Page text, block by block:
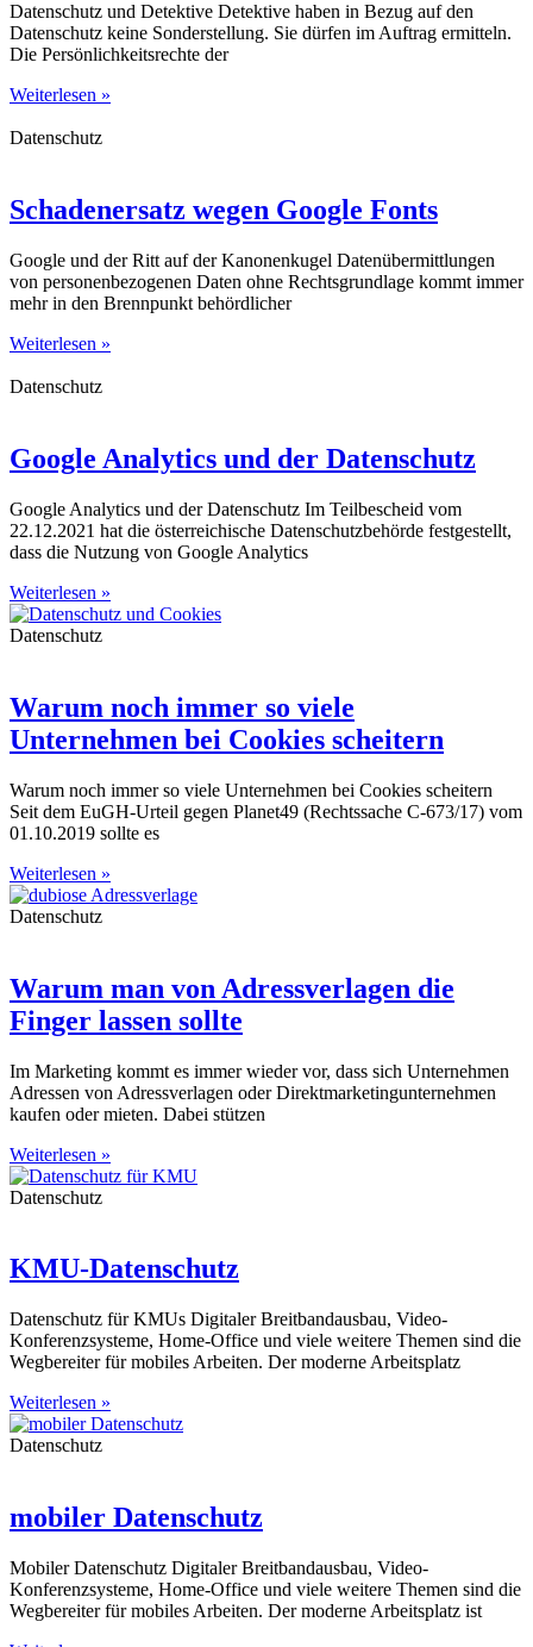
Datenschutz und Detektive Detektive haben in Bezug auf den
Datenschutz keine Sonderstellung. Sie dürfen im Auftrag ermitteln.
Die Persönlichkeitsrechte der
Weiterlesen »
Datenschutz
Schadenersatz wegen Google Fonts
Google und der Ritt auf der Kanonenkugel Datenübermittlungen
von personenbezogenen Daten ohne Rechtsgrundlage kommt immer
mehr in den Brennpunkt behördlicher
Weiterlesen »
Datenschutz
Google Analytics und der Datenschutz
Google Analytics und der Datenschutz Im Teilbescheid vom
22.12.2021 hat die österreichische Datenschutzbehörde festgestellt,
dass die Nutzung von Google Analytics
Weiterlesen »
Datenschutz
Warum noch immer so viele
Unternehmen bei Cookies scheitern
Warum noch immer so viele Unternehmen bei Cookies scheitern
Seit dem EuGH-Urteil gegen Planet49 (Rechtssache C-673/17) vom
01.10.2019 sollte es
Weiterlesen »
Datenschutz
Warum man von Adressverlagen die
Finger lassen sollte
Im Marketing kommt es immer wieder vor, dass sich Unternehmen
Adressen von Adressverlagen oder Direktmarketingunternehmen
kaufen oder mieten. Dabei stützen
Weiterlesen »
Datenschutz
KMU-Datenschutz
Datenschutz für KMUs Digitaler Breitbandausbau, Video-
Konferenzsysteme, Home-Office und viele weitere Themen sind die
Wegbereiter für mobiles Arbeiten. Der moderne Arbeitsplatz
Weiterlesen »
Datenschutz
mobiler Datenschutz
Mobiler Datenschutz Digitaler Breitbandausbau, Video-
Konferenzsysteme, Home-Office und viele weitere Themen sind die
Wegbereiter für mobiles Arbeiten. Der moderne Arbeitsplatz ist